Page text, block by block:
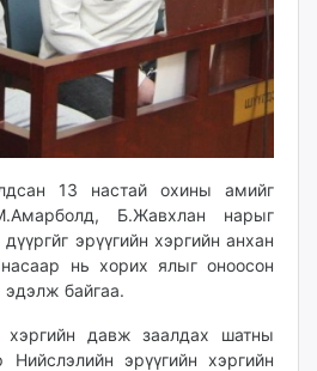
13 настай охины амийг
Б.Жавхлан нарыг
эрүүгийн хэргийн анхан
нь хорих ялыг оноосон
эдэлж байгаа.
хэргийн давж заалдах шатны
эрүүгийн хэргийн